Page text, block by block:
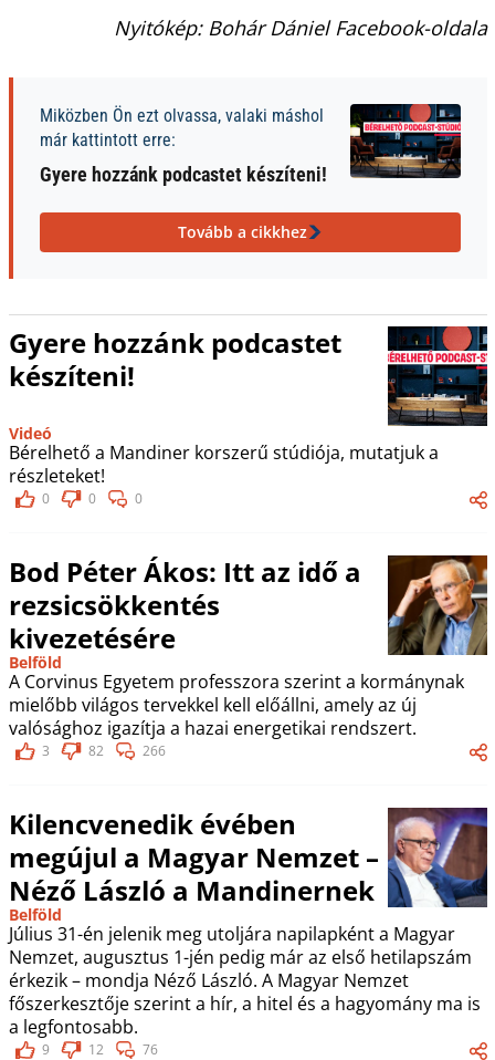
Nyitókép: Bohár Dániel Facebook-oldala
Miközben Ön ezt olvassa, valaki máshol
már kattintott erre:
Gyere hozzánk podcastet készíteni!
Tovább a cikkhez
Gyere hozzánk podcastet
készíteni!
Videó
Bérelhető a Mandiner korszerű stúdiója, mutatjuk a
részleteket!
0 0 0
Bod Péter Ákos: Itt az idő a
rezsicsökkentés
kivezetésére
Belföld
A Corvinus Egyetem professzora szerint a kormánynak
mielőbb világos tervekkel kell előállni, amely az új
valósághoz igazítja a hazai energetikai rendszert.
3 82 266
Kilencvenedik évében
megújul a Magyar Nemzet –
Néző László a Mandinernek
Belföld
Július 31-én jelenik meg utoljára napilapként a Magyar
Nemzet, augusztus 1-jén pedig már az első hetilapszám
érkezik – mondja Néző László. A Magyar Nemzet
főszerkesztője szerint a hír, a hitel és a hagyomány ma is
a legfontosabb.
9 12 76